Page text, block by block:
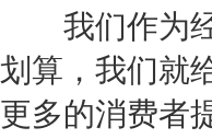
我们作为
划算，我们就
更多的消费者